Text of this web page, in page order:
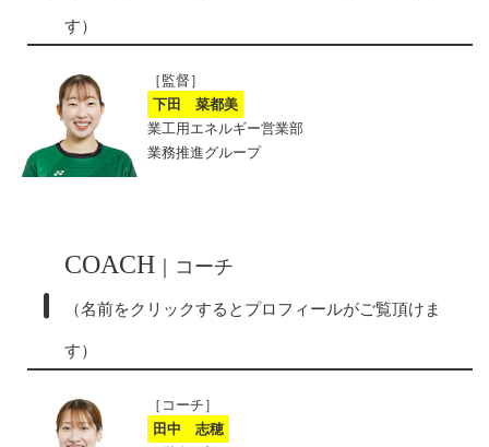
す）
［監督］
下田 菜都美
業工用エネルギー営業部
業務推進グループ
COACH ｜コーチ
（名前をクリックするとプロフィールがご覧頂けま
す）
［コーチ］
田中 志穂